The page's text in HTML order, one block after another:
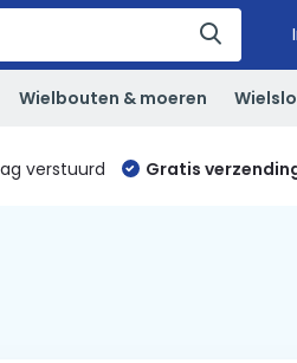
Wielbouten & moeren
verstuurd Gratis